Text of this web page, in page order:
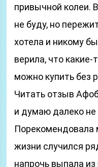
привычной колеи.
не буду, но
хотела и никому
верила, что какие-
можно купить без
Читать отзыв
и думаю далеко не
Порекомендовала
жизни случился
напрочь выпала